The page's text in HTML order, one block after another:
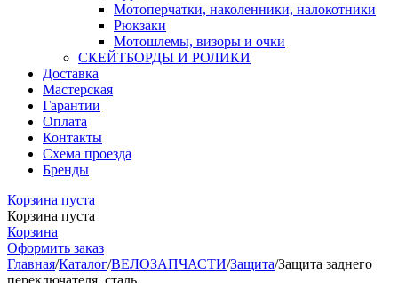
Мотоперчатки, наколенники, налокотники
Рюкзаки
Мотошлемы, визоры и очки
СКЕЙТБОРДЫ И РОЛИКИ
Доставка
Мастерская
Гарантии
Оплата
Контакты
Схема проезда
Бренды
Корзина пуста
Корзина пуста
Корзина
Оформить заказ
Главная/Каталог/ВЕЛОЗАПЧАСТИ/Защита/Защита заднего
переключателя, сталь